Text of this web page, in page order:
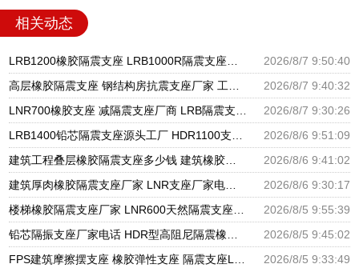
相关动态
2026/8/7 9:50:40
2026/8/7 9:40:32
2026/8/7 9:30:26
2026/8/6 9:51:09
2026/8/6 9:41:02
2026/8/6 9:30:17
2026/8/5 9:55:39
2026/8/5 9:45:02
2026/8/5 9:33:49